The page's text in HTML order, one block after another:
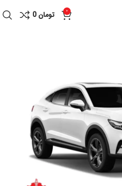
0 تومان0